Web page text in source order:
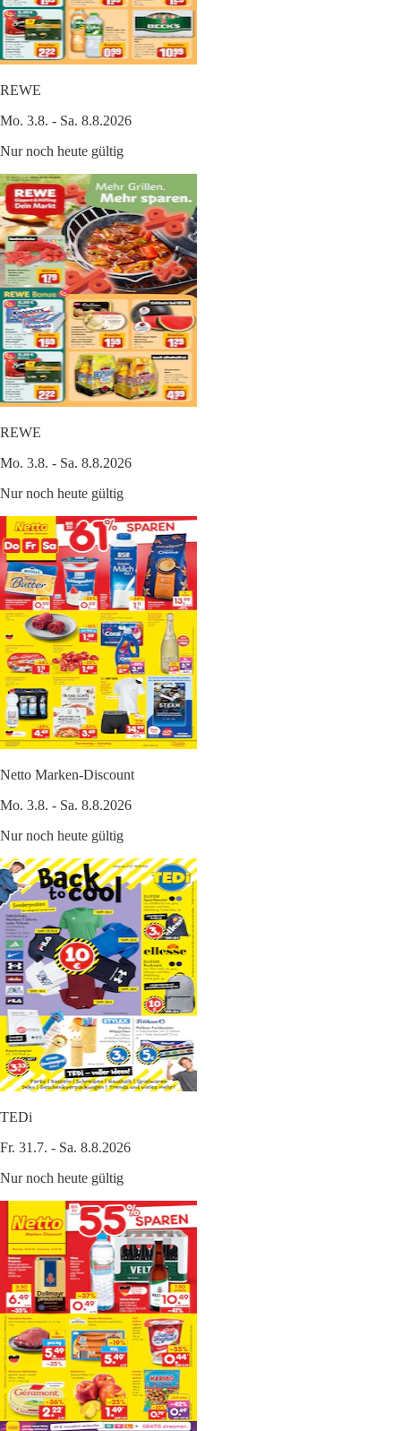
REWE
Mo. 3.8. - Sa. 8.8.2026
Nur noch heute gültig
REWE
Mo. 3.8. - Sa. 8.8.2026
Nur noch heute gültig
Netto Marken-Discount
Mo. 3.8. - Sa. 8.8.2026
Nur noch heute gültig
TEDi
Fr. 31.7. - Sa. 8.8.2026
Nur noch heute gültig